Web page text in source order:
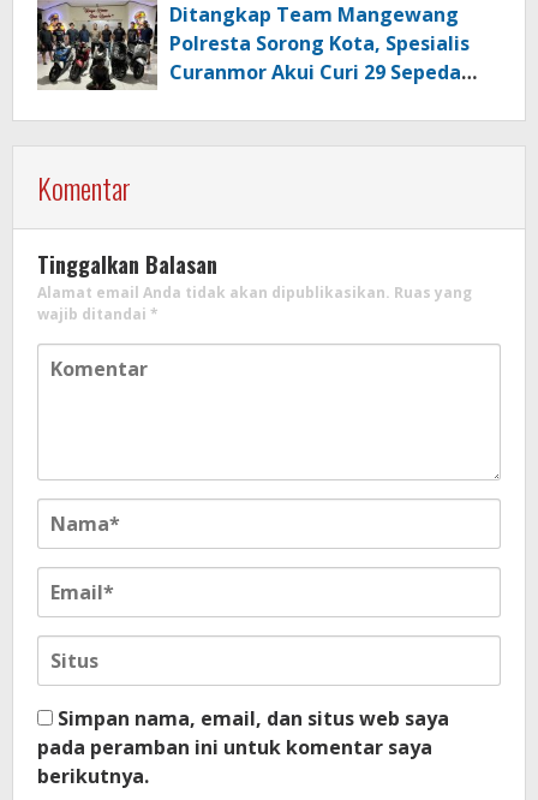
Ditangkap Team Mangewang
Polresta Sorong Kota, Spesialis
Curanmor Akui Curi 29 Sepeda
Komentar
Tinggalkan Balasan
Alamat email Anda tidak akan dipublikasikan. Ruas yang
wajib ditandai *
Simpan nama, email, dan situs web saya
pada peramban ini untuk komentar saya
berikutnya.